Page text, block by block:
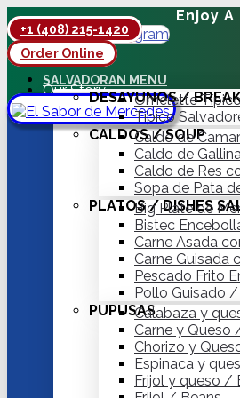
Enjoy
Facebook
Instagram
Hot Delivery
Our Story
Contact
+1 (408) 215-1420
Order Online
SALVADORAN MENU
DESAYUNOS /
Omelette
Típico
CALDOS / SOUP
Caldo de
Caldo de
Caldo de Res
Sopa de Pata
PLATOS / DISHES
Big Plate de
Bistec
Carne Asada
Carne Guisada
Pescado Frito
Pollo Guisado
PUPUSASCalabaza y
Carne y Queso
Chorizo y
Espinaca y
Frijol y queso /